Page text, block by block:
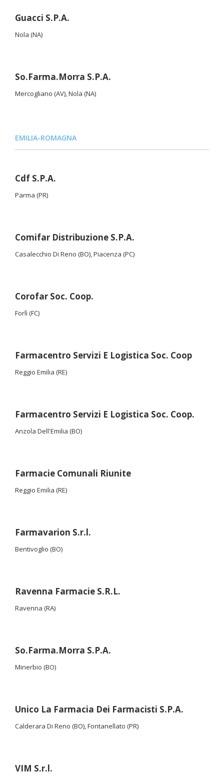
Guacci S.P.A.
Nola (NA)
So.Farma.Morra S.P.A.
Mercogliano (AV), Nola (NA)
EMILIA-ROMAGNA
Cdf S.P.A.
Parma (PR)
Comifar Distribuzione S.P.A.
Casalecchio Di Reno (BO), Piacenza (PC)
Corofar Soc. Coop.
Forlì (FC)
Farmacentro Servizi E Logistica Soc. Coop
Reggio Emilia (RE)
Farmacentro Servizi E Logistica Soc. Coop.
Anzola Dell'Emilia (BO)
Farmacie Comunali Riunite
Reggio Emilia (RE)
Farmavarion S.r.l.
Bentivoglio (BO)
Ravenna Farmacie S.R.L.
Ravenna (RA)
So.Farma.Morra S.P.A.
Minerbio (BO)
Unico La Farmacia Dei Farmacisti S.P.A.
Calderara Di Reno (BO), Fontanellato (PR)
VIM S.r.l.